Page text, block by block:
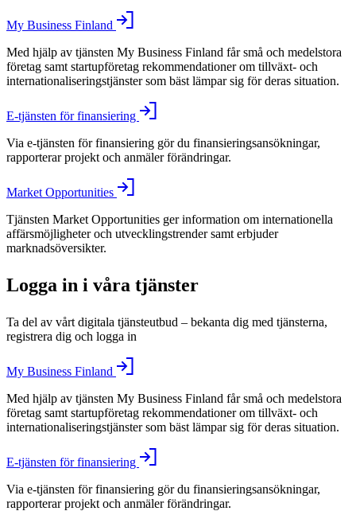
My Business Finland
Med hjälp av tjänsten My Business Finland får små och medelstora
företag samt startupföretag rekommendationer om tillväxt- och
internationaliseringstjänster som bäst lämpar sig för deras situation.
E-tjänsten för finansiering
Via e-tjänsten för finansiering gör du finansieringsansökningar,
rapporterar projekt och anmäler förändringar.
Market Opportunities
Tjänsten Market Opportunities ger information om internationella
affärsmöjligheter och utvecklingstrender samt erbjuder
marknadsöversikter.
Logga in i våra tjänster
Ta del av vårt digitala tjänsteutbud – bekanta dig med tjänsterna,
registrera dig och logga in
My Business Finland
Med hjälp av tjänsten My Business Finland får små och medelstora
företag samt startupföretag rekommendationer om tillväxt- och
internationaliseringstjänster som bäst lämpar sig för deras situation.
E-tjänsten för finansiering
Via e-tjänsten för finansiering gör du finansieringsansökningar,
rapporterar projekt och anmäler förändringar.